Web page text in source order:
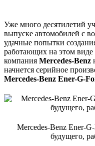
Уже много десятилетий
выпуске автомобилей с
удачные попытки
работающих на этом виде
компания Mercedes-Benz
начнется серийное
Mercedes-Benz Ener-G-
Mercedes-Benz Ener-
будущего,